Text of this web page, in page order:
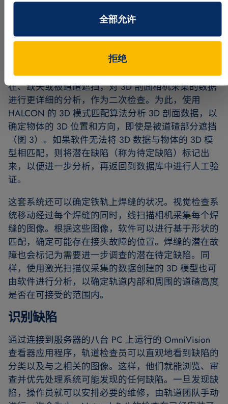
全部允许
拒绝
找到铁轨的位置之后，就可以在铁轨周围建立一个感
兴趣区域，其中应该能找到紧固件、夹轨器和铁轨接
头等物体。然后，结合边缘检测和基于形状的匹配算
法，将物体的图像和系统数据库中存储的模型进行比
较，确定是否已识别到紧固件、夹轨器或铁轨接头
（图 2）。为了验证紧固件或夹轨器等物体是否存
在、缺失或被道碴遮挡，对 3D 剖面相机采集的数据
进行更详细的分析，作为二次检查。为此，使用
HALCON 的 3D 模式匹配算法分析 3D 剖面数据，以
确定物体的 3D 位置和方向，即使是被道碴部分遮挡
（图 3）。如果软件无法将 3D 数据与物体的 3D 模
型相匹配，则将潜在缺陷（称为待定缺陷）标记出
来，以便进一步分析，再返回到数据库中进行人工验
证。
这套系统还可以确定铁轨上焊缝的状况。视觉检查系
统移动经过每个焊缝的同时，线扫描相机采集每个焊
缝的图像。根据这些图像，软件可以进行基于形状的
匹配，确定可能存在接头故障的位置。焊缝的潜在故
障也会标记为需要进一步调查的潜在待定缺陷。同
样，使用激光扫描仪采集的数据创建的 3D 模型也可
由软件进行分析，以确定轨道内部和周围的道碴高度
是否在可接受的范围内。
识别缺陷
通过连接到服务器的八台 PC 上运行的 OmniVision
查看器应用程序，轨道检查员可以直观地看到缺陷的
分类以及与之相关的图像。这样，他们就能浏览、审
查并优先处理系统可能发现的任何缺陷。一旦发现缺
陷，操作员就可以安排必要的维修，由轨道团队手动